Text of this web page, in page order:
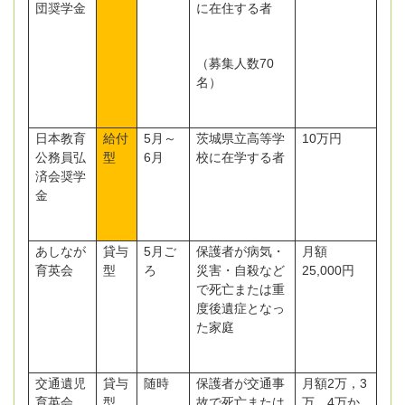
団奨学金 に在住する者
（募集人数70
名）
日本教育
公務員弘
済会奨学
金
給付
型
5月～
6 月
茨城県立高等学
校に在学する者
10万円
あしなが
育英会
貸与
型
5月ご
ろ
保護者が病気・
災害・自殺など
で死亡または重
度後遺症となっ
た家庭
月額
25,000円
交通遺児
貸与
随時
保護者が交通事
月額2万，3